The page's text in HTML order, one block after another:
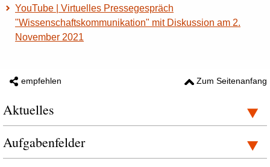
YouTube | Virtuelles Pressegespräch
"Wissenschaftskommunikation" mit Diskussion am 2.
November 2021
empfehlen Zum Seitenanfang
Aktuelles
Aufgabenfelder